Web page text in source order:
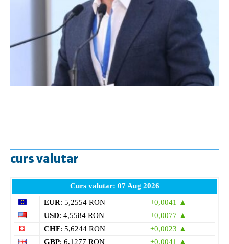
curs valutar
Curs valutar: 07 Aug 2026
EUR: 5,2554 RON
+0,0041 ▲
USD: 4,5584 RON
+0,0077 ▲
CHF: 5,6244 RON
+0,0023 ▲
GBP: 6,1277 RON
+0,0041 ▲